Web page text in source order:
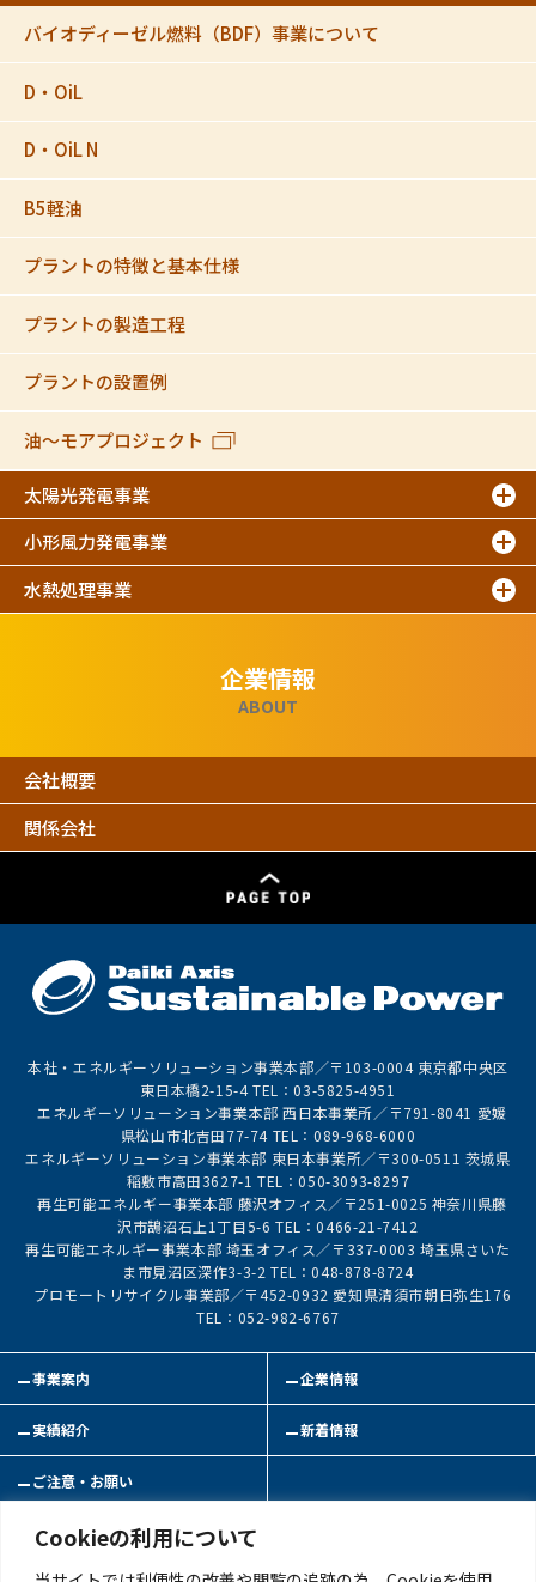
Cookieの利用について
バイオディーゼル燃料（BDF）事業について
D・OiL
D・OiL N
B5軽油
プラントの特徴と基本仕様
プラントの製造工程
プラントの設置例
油～モアプロジェクト
太陽光発電事業
小形風力発電事業
水熱処理事業
企業情報
ABOUT
会社概要
関係会社
本社・エネルギーソリューション事業本部／〒103-0004 東京都中央区
東日本橋2-15-4 TEL：03-5825-4951
エネルギーソリューション事業本部 西日本事業所／〒791-8041 愛媛
県松山市北吉田77-74 TEL：089-968-6000
エネルギーソリューション事業本部 東日本事業所／〒300-0511 茨城県
稲敷市高田3627-1 TEL：050-3093-8297
再生可能エネルギー事業本部 藤沢オフィス／〒251-0025 神奈川県藤
沢市鵠沼石上1丁目5-6 TEL：0466-21-7412
再生可能エネルギー事業本部 埼玉オフィス／〒337-0003 埼玉県さいた
ま市見沼区深作3-3-2 TEL：048-878-8724
プロモートリサイクル事業部／〒452-0932 愛知県清須市朝日弥生176
TEL：052-982-6767
事業案内 企業情報
実績紹介 新着情報
ご注意・お願い
お問い合わせ